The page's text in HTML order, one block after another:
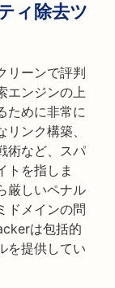
ィ除去ツ
リーンで評判
エンジンの上
ために非常に
ンク構築、
術など、スパ
トを指しま
厳しいペナル
ドメインの問
は包括的
を提供してい